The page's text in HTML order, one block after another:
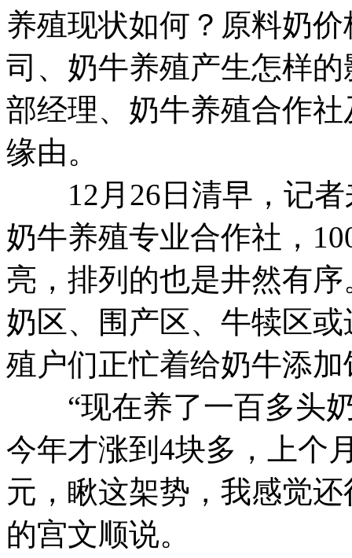
养殖现状如何？原料奶
司、奶牛养殖产生怎样
部经理、奶牛养殖合作
缘由。
12月26日清早，记者
奶牛养殖专业合作社，
亮，排列的也是井然有
奶区、围产区、牛犊区
殖户们正忙着给奶牛添加
“现在养了一百多头奶
今年才涨到4块多，上个
元，瞅这架势，我感觉
的宫文顺说。